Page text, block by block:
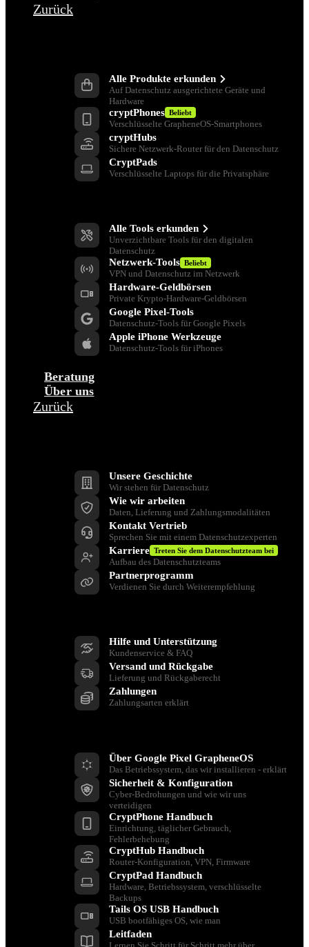
Zurück
Alle Produkte erkunden
Auf Datenschutz ausgerichtete Geräte und
Hardware
cryptPhones Beliebt
Verschlüsselte GrapheneOS-Smartphones
cryptHubs
Sichere Netzwerk-Router für den Datenschutz
CryptPads
Verschlüsselte Laptops für die Privatsphäre
Alle Tools erkunden
Unverzichtbare Tools für den digitalen
Datenschutz
Netzwerk-Tools Beliebt
VPN und Datenschutz im Netzwerk
Hardware-Geldbörsen
Private Krypto-Hardware-Geldbörsen
Google Pixel-Tools
Datenschutz-Tools für Google Pixels
Apple iPhone Werkzeuge
Datenschutz-Tools für iPhones
Beratung
Über uns
Zurück
Unsere Geschichte
Wir stehen für Datenschutz
Wie wir arbeiten
Daten, Lieferung und Zahlungsmodalitäten
Kontakt Vertrieb
Sprechen Sie mit einem Datenschutzexperten
Karriere Treten Sie dem Datenschutzteam bei
Aufbau des Datenschutzteams
Partnerprogramm
Verdienen Sie durch Weiterempfehlung
Hilfe und Unterstützung
Kundenservice & FAQ
Versand und Rückgabe
Lieferung und Rückgaberecht
Zahlungen
Zahlungsarten erklärt
Über Google Pixel GrapheneOS
Das Betriebssystem, das wir installieren - erklärt
Sicherheit & Konfiguration
Cyber-Bedrohungen und wie wir uns
verteidigen
CryptPhone Handbuch
Einrichtung, täglicher Gebrauch,
Fehlerbehebung
CryptHub Handbuch
Router-Konfiguration, VPN, Firmware
CryptPad Handbuch
Hardware, Betriebssystem, verschlüsselte
Backups
Tails OS USB Handbuch
USB bootfähiges OS, wie man
Leitfaden